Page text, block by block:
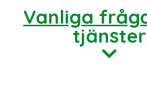
Vanliga
tjänster